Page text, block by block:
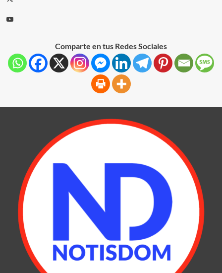
Comparte en tus Redes Sociales